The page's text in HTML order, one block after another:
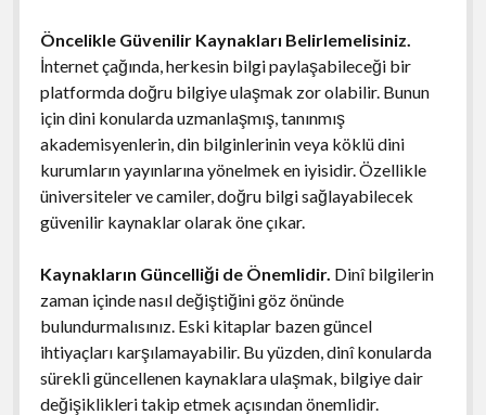
Ücretsiz Şifresiz Twitter Beğeni Hilesi
Öncelikle Güvenilir Kaynakları Belirlemelisiniz.
İnternet çağında, herkesin bilgi paylaşabileceği bir
platformda doğru bilgiye ulaşmak zor olabilir. Bunun
için dini konularda uzmanlaşmış, tanınmış
akademisyenlerin, din bilginlerinin veya köklü dini
kurumların yayınlarına yönelmek en iyisidir. Özellikle
üniversiteler ve camiler, doğru bilgi sağlayabilecek
güvenilir kaynaklar olarak öne çıkar.
Kaynakların Güncelliği de Önemlidir. Dinî bilgilerin
zaman içinde nasıl değiştiğini göz önünde
bulundurmalısınız. Eski kitaplar bazen güncel
ihtiyaçları karşılamayabilir. Bu yüzden, dinî konularda
sürekli güncellenen kaynaklara ulaşmak, bilgiye dair
değişiklikleri takip etmek açısından önemlidir.